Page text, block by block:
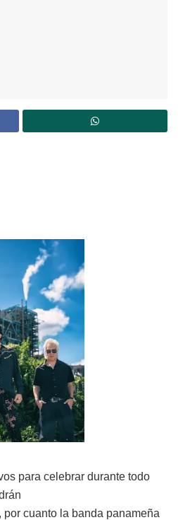
para celebrar durante todo
cuanto la banda panameña